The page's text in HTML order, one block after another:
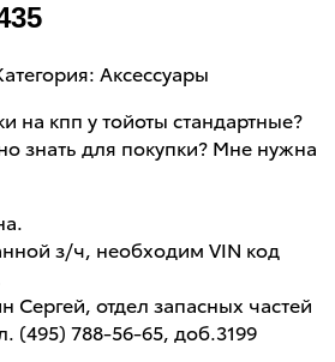
Аксессуары
на кпп у тойоты стандартные?
знать для покупки? Мне нужна
з/ч, необходим VIN код
отдел запасных частей
(495) 788-56-65, доб.3199